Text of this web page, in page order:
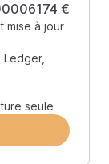
€
mise à jour
seule